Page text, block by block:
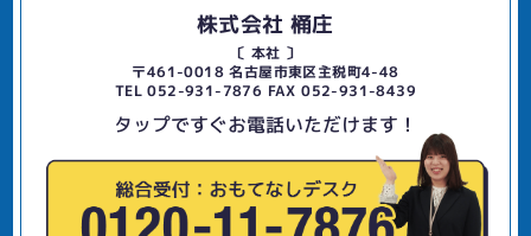
株式会社 桶庄
〔 本社 〕
〒461-0018 名古屋市東区主税町4-48
TEL 052-931-7876 FAX 052-931-8439
タップですぐお電話いただけます！